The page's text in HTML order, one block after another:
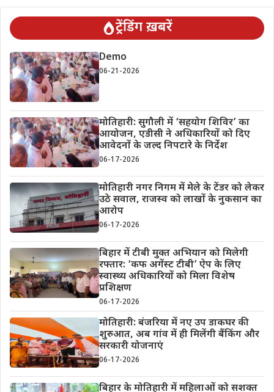
ट्रेंडिंग ख़बरें
Demo
06-21-2026
मोतिहारी: सुगौली में ‘सहयोग शिविर’ का
आयोजन, एडीसी ने अधिकारियों को दिए
आवेदनों के जल्द निपटारे के निर्देश
06-17-2026
मोतिहारी नगर निगम में मेले के टेंडर को लेकर
उठे सवाल, राजस्व को लाखों के नुकसान का
आरोप
06-17-2026
बिहार में टीबी मुक्त अभियान को मिलेगी
रफ्तार: ‘कफ अगेंस्ट टीबी’ ऐप के लिए
स्वास्थ्य अधिकारियों को मिला विशेष
प्रशिक्षण
06-17-2026
मोतिहारी: बंजरिया में नए उप डाकघर की
शुरुआत, अब गांव में ही मिलेंगी बैंकिंग और
सरकारी योजनाएं
06-17-2026
बिहार के मोतिहारी में महिलाओं को सशक्त